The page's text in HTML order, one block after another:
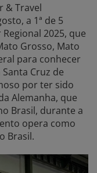
& Travel
a 1ª de 5
2025, que
Grosso, Mato
para conhecer
Cruz de
por ter sido
Alemanha, que
Brasil, durante a
opera como
Brasil.